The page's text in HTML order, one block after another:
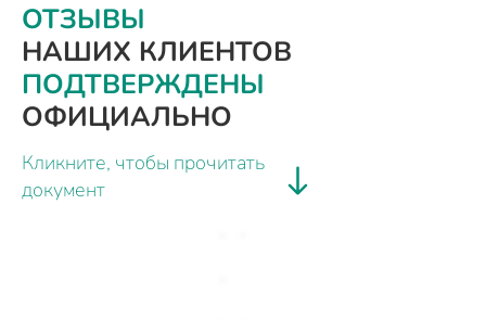
ОТЗЫВЫ
НАШИХ КЛИЕНТОВ
ПОДТВЕРЖДЕНЫ
ОФИЦИАЛЬНО
Кликните, чтобы прочитать
документ